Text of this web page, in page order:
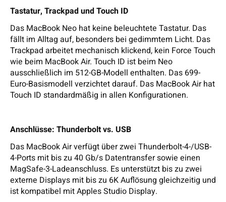
Tastatur, Trackpad und Touch ID
Das MacBook Neo hat keine beleuchtete Tastatur. Das
fällt im Alltag auf, besonders bei gedimmtem Licht. Das
Trackpad arbeitet mechanisch klickend, kein Force Touch
wie beim MacBook Air. Touch ID ist beim Neo
ausschließlich im 512-GB-Modell enthalten. Das 699-
Euro-Basismodell verzichtet darauf. Das MacBook Air hat
Touch ID standardmäßig in allen Konfigurationen.
Anschlüsse: Thunderbolt vs. USB
Das MacBook Air verfügt über zwei Thunderbolt-4-/USB-
4-Ports mit bis zu 40 Gb/s Datentransfer sowie einen
MagSafe-3-Ladeanschluss. Es unterstützt bis zu zwei
externe Displays mit bis zu 6K Auflösung gleichzeitig und
ist kompatibel mit Apples Studio Display.